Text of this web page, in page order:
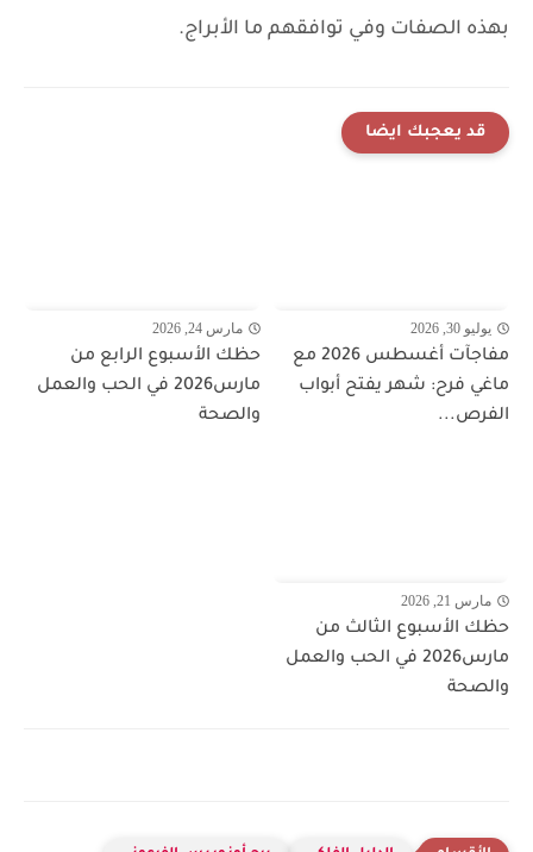
بهذه الصفات وفي توافقهم ما الأبراج.
قد يعجبك ايضا
يوليو 30, 2026
مفاجآت أغسطس 2026 مع
ماغي فرح: شهر يفتح أبواب
الفرص...
مارس 24, 2026
حظك الأسبوع الرابع من
مارس2026 في الحب والعمل
والصحة
مارس 21, 2026
حظك الأسبوع الثالث من
مارس2026 في الحب والعمل
والصحة